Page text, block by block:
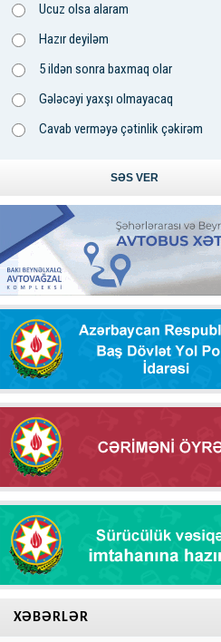
Ucuz olsa alaram
Hazır deyiləm
5 ildən sonra baxmaq olar
Gələcəyi yaxşı olmayacaq
Cavab verməyə çətinlik çəkirəm
XƏBƏRLƏR